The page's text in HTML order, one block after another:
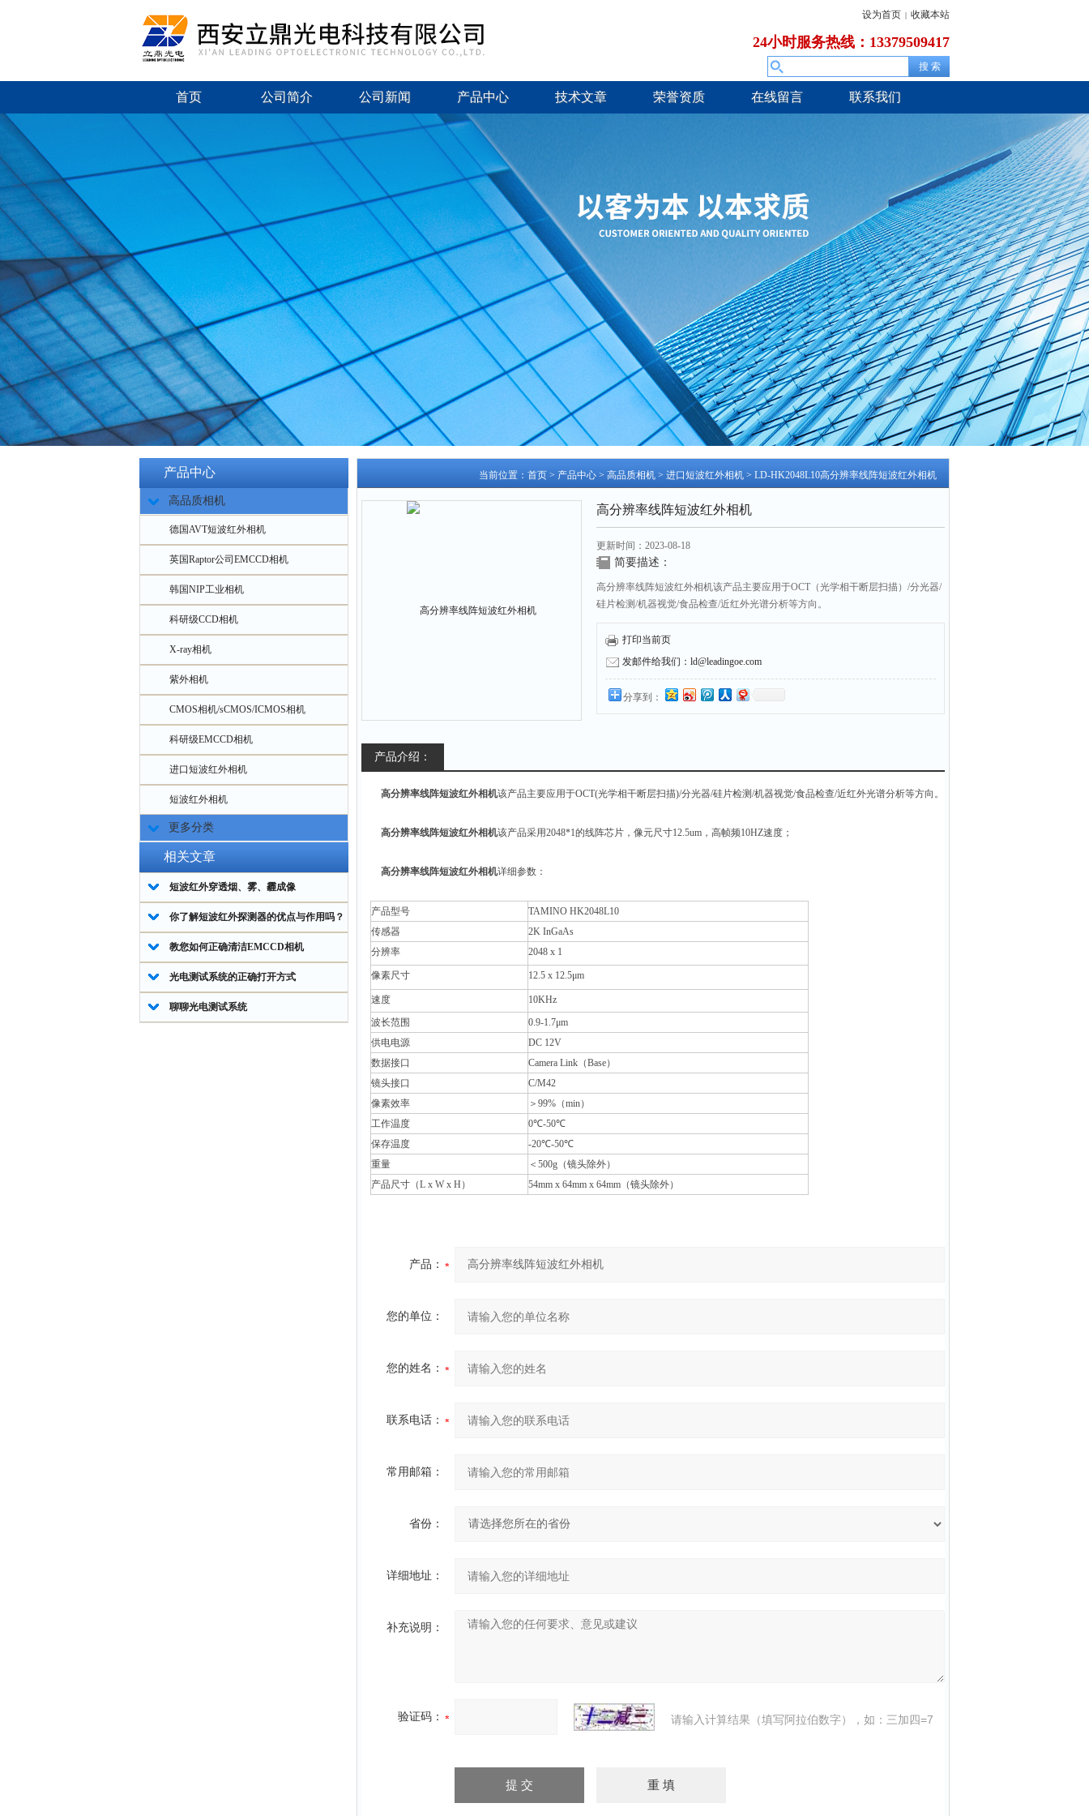
设为首页 | 收藏本站
24小时服务热线：13379509417
首页 公司简介 公司新闻 产品中心 技术文章 荣誉资质 在线留言 联系我们
产品中心
高品质相机
德国AVT短波红外相机
英国Raptor公司EMCCD相机
韩国NIP工业相机
科研级CCD相机
X-ray相机
紫外相机
CMOS相机/sCMOS/ICMOS相机
科研级EMCCD相机
进口短波红外相机
短波红外相机
更多分类
相关文章
短波红外穿透烟、雾、霾成像
你了解短波红外探测器的优点与作用吗？
教您如何正确清洁EMCCD相机
光电测试系统的正确打开方式
聊聊光电测试系统
当前位置： 首页 > 产品中心 > 高品质相机 > 进口短波红外相机 > LD-HK2048L10高分辨率线阵短波红外相机
高分辨率线阵短波红外相机
更新时间：2023-08-18
简要描述：
高分辨率线阵短波红外相机该产品主要应用于OCT（光学相干断层扫描）/分光器/
硅片检测/机器视觉/食品检查/近红外光谱分析等方向。
打印当前页
发邮件给我们：ld@leadingoe.com
分享到：
产品介绍：
高分辨率线阵短波红外相机该产品主要应用于OCT(光学相干断层扫描)/分光器/硅片检测/机器视觉/食品检查/近红外光谱分析等方向。
高分辨率线阵短波红外相机该产品采用2048*1的线阵芯片，像元尺寸12.5um，高帧频10HZ速度；
高分辨率线阵短波红外相机详细参数：
产品型号
TAMINO HK2048L10
传感器
2K InGaAs
分辨率
2048 x 1
像素尺寸 12.5 x 12.5μm
速度
10KHz
波长范围
0.9-1.7μm
供电电源
DC 12V
数据接口
Camera Link（Base）
镜头接口
C/M42
像素效率
＞99%（min）
工作温度
0℃-50℃
保存温度
-20℃-50℃
重量
＜500g（镜头除外）
产品尺寸（L x W x H）
54mm x 64mm x 64mm（镜头除外）
产品：
您的单位：
您的姓名：
联系电话：
常用邮箱：
省份：
详细地址：
补充说明：
验证码： 请输入计算结果（填写阿拉伯数字），如：三加四=7